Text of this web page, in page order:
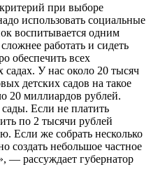
при выборе
использовать социальные
воспитывается одним
работать и сидеть
обеспечить всех
У нас около 20 тысяч
детских садов на такое
20 миллиардов рублей.
Если не платить
по 2 тысячи рублей
Если же собрать несколько
создать небольшое частное
— рассуждает губернатор